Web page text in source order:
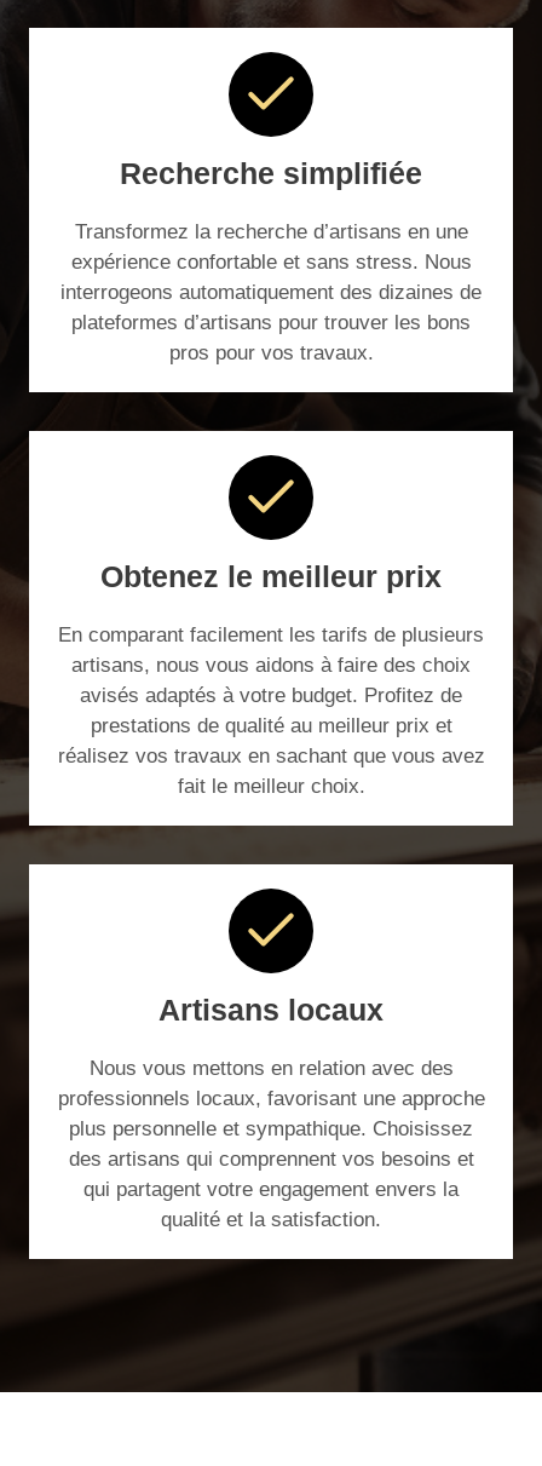
Recherche simplifiée
Transformez la recherche d’artisans en une
expérience confortable et sans stress. Nous
interrogeons automatiquement des dizaines de
plateformes d’artisans pour trouver les bons
pros pour vos travaux.
Obtenez le meilleur prix
En comparant facilement les tarifs de plusieurs
artisans, nous vous aidons à faire des choix
avisés adaptés à votre budget. Profitez de
prestations de qualité au meilleur prix et
réalisez vos travaux en sachant que vous avez
fait le meilleur choix.
Artisans locaux
Nous vous mettons en relation avec des
professionnels locaux, favorisant une approche
plus personnelle et sympathique. Choisissez
des artisans qui comprennent vos besoins et
qui partagent votre engagement envers la
qualité et la satisfaction.